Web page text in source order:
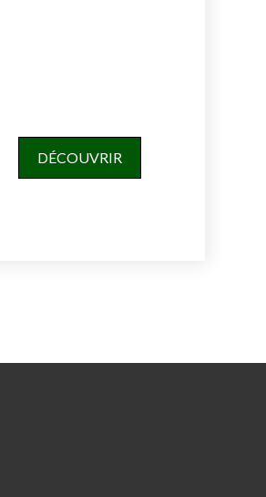
DÉCOUVRIR